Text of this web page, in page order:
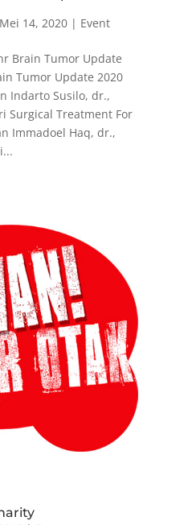
Mei 14, 2020| Event
Brain Tumor Update
Tumor Update 2020
Indarto Susilo, dr.,
Surgical Treatment For
Immadoel Haq, dr.,